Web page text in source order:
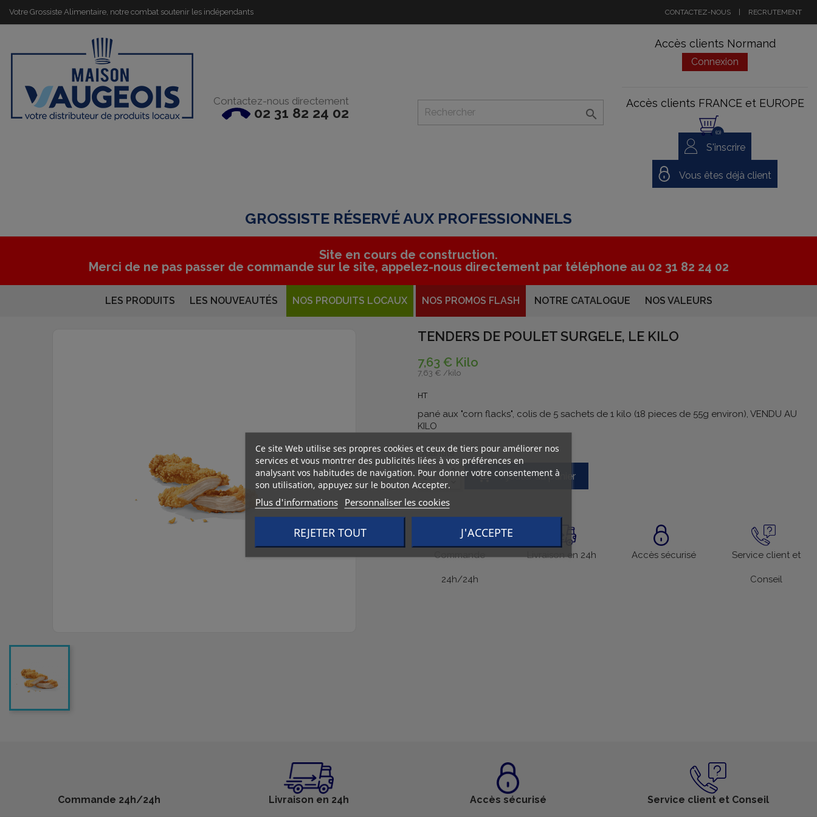
Votre Grossiste Alimentaire, notre combat soutenir les indépendants CONTACTEZ-NOUS RECRUTEMENT
Contactez-nous directement
02 31 82 24 02 
Accès clients Normand
Connexion
Accès clients FRANCE et EUROPE
(0)
S'inscrire
Vous êtes déjà client
GROSSISTE RÉSERVÉ AUX PROFESSIONNELS
Site en cours de construction.
Merci de ne pas passer de commande sur le site, appelez-nous directement par téléphone au 02 31 82 24 02
LES PRODUITS LES NOUVEAUTÉS NOS PRODUITS LOCAUX NOS PROMOS FLASH NOTRE CATALOGUE NOS VALEURS
TENDERS DE POULET SURGELE, LE KILO
7,63 € Kilo
7,63 € / kilo
HT
pané aux "corn flacks", colis de 5 sachets de 1 kilo (18 pieces de 55g environ), VENDU AU
KILO
Quantité
 Ajouter au panier
Commande
24h/24h
Livraison en 24h Accès sécurisé Service client et
Conseil
Commande 24h/24h Livraison en 24h Accès sécurisé Service client et Conseil
Ce site Web utilise ses propres cookies et ceux de tiers pour améliorer nos
services et vous montrer des publicités liées à vos préférences en
analysant vos habitudes de navigation. Pour donner votre consentement à
son utilisation, appuyez sur le bouton Accepter.
Plus d'informations Personnaliser les cookies
REJETER TOUT J'ACCEPTE